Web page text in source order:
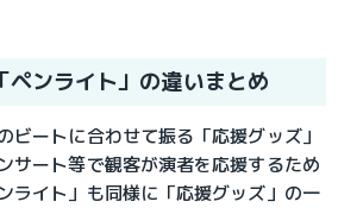
ペンライト」の違いまとめ
ビートに合わせて振る「応援グッズ」
サート等で観客が演者を応援するため
ライト」も同様に「応援グッズ」の一